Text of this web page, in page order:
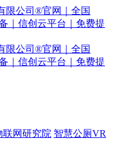
联网研究院 智慧公厕VR